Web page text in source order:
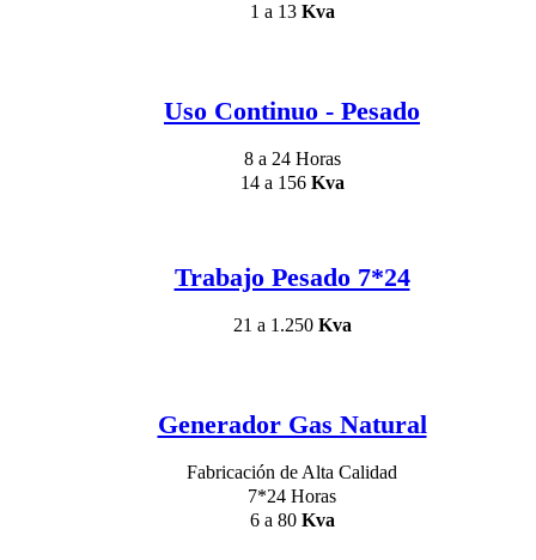
1 a 13 Kva
Uso Continuo - Pesado
8 a 24 Horas
14 a 156 Kva
Trabajo Pesado 7*24
21 a 1.250 Kva
Generador Gas Natural
Fabricación de Alta Calidad
7*24 Horas
6 a 80 Kva